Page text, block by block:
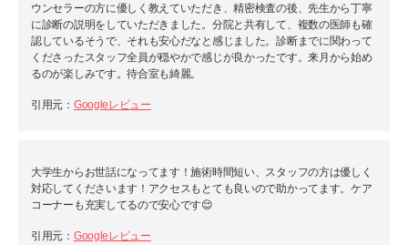
ウンセラーの方に優しく教えていただき、精密検査の後、先生から丁寧
に診断の説明をしていただきました。分院と共有して、複数の医師も確
認しているそうで、それも安心だなと感じました。診断までに関わって
くださったスタッフ全員が穏やかで感じが良かったです。来月から始め
るのが楽しみです。待合室も綺麗。
引用元： Googleレビュー
大学生からお世話になってます！施術時間短い、スタッフの方は優しく
対応してくださいます！アクセスもとても良いので助かってます。ケア
コーナーも充実してるので安心です😌
引用元： Googleレビュー